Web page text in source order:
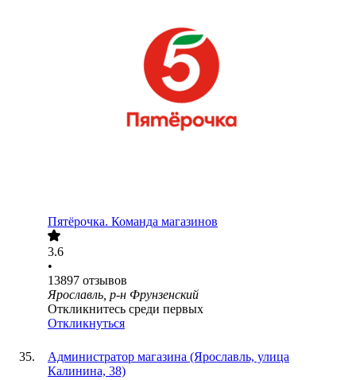
Пятёрочка. Команда магазинов
3.6
•
13897 отзывов
Ярославль, р-н Фрунзенский
Откликнитесь среди первых
Откликнуться
Администратор магазина (Ярославль, улица
Калинина, 38)